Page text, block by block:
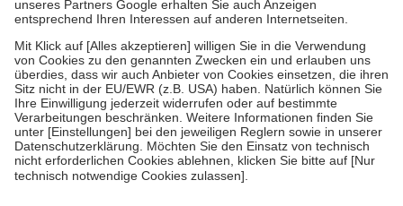
Um das Engagement der Versicherten für ihre eigene Gesundheit zu
stärken und die besondere Stellung der Familie zu unterstützen,
fallenkeine Zuzahlungenan bei:
• Kindern und Jugendlichen bis zum vollendeten 18. Lebensjahr
mit Ausnahme der Fahrkosten
• Untersuchungen zur Vorsorge und Früherkennung, die von der
GKV getragen werden
• empfohlenen Schutzimpfungen
• Harn- und Blutteststreifen